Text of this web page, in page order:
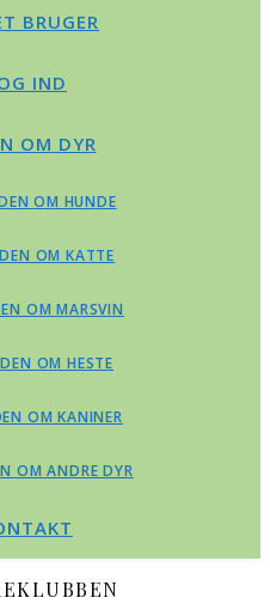
BRUGER
IND
OM DYR
OM HUNDE
OM KATTE
OM MARSVIN
OM HESTE
OM KANINER
OM ANDRE DYR